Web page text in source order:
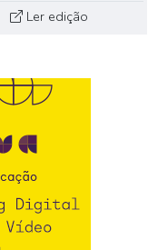
Ler edição